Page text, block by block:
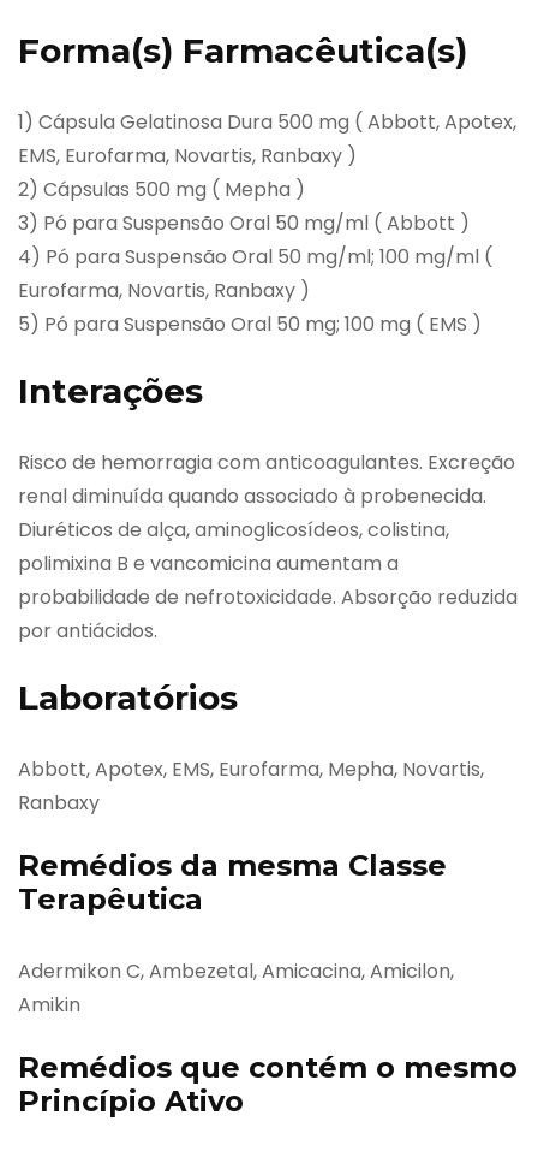
Forma(s) Farmacêutica(s)
1) Cápsula Gelatinosa Dura 500 mg ( Abbott, Apotex,
EMS, Eurofarma, Novartis, Ranbaxy )
2) Cápsulas 500 mg ( Mepha )
3) Pó para Suspensão Oral 50 mg/ml ( Abbott )
4) Pó para Suspensão Oral 50 mg/ml; 100 mg/ml (
Eurofarma, Novartis, Ranbaxy )
5) Pó para Suspensão Oral 50 mg; 100 mg ( EMS )
Interações
Risco de hemorragia com anticoagulantes. Excreção
renal diminuída quando associado à probenecida.
Diuréticos de alça, aminoglicosídeos, colistina,
polimixina B e vancomicina aumentam a
probabilidade de nefrotoxicidade. Absorção reduzida
por antiácidos.
Laboratórios
Abbott, Apotex, EMS, Eurofarma, Mepha, Novartis,
Ranbaxy
Remédios da mesma Classe
Terapêutica
Adermikon C, Ambezetal, Amicacina, Amicilon,
Amikin
Remédios que contém o mesmo
Princípio Ativo